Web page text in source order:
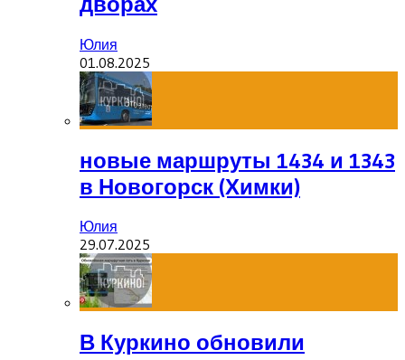
Юлия
01.08.2025
новые маршруты 1434 и 1343
в Новогорск (Химки)
Юлия
29.07.2025
В Куркино обновили